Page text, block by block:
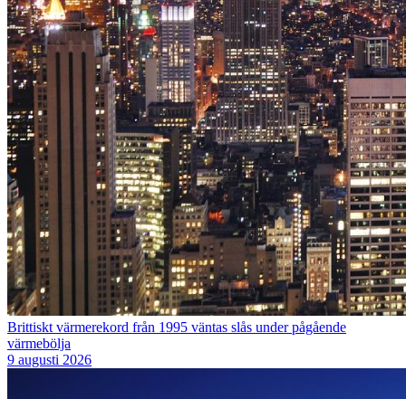
Brittiskt värmerekord från 1995 väntas slås under pågående
värmebölja
9 augusti 2026